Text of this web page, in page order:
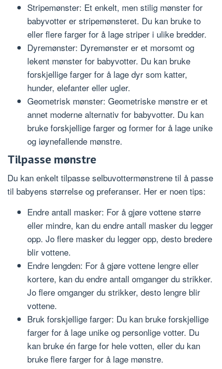
Stripemønster: Et enkelt, men stilig mønster for
babyvotter er stripemønsteret. Du kan bruke to
eller flere farger for å lage striper i ulike bredder.
Dyremønster: Dyremønster er et morsomt og
lekent mønster for babyvotter. Du kan bruke
forskjellige farger for å lage dyr som katter,
hunder, elefanter eller ugler.
Geometrisk mønster: Geometriske mønstre er et
annet moderne alternativ for babyvotter. Du kan
bruke forskjellige farger og former for å lage unike
og iøynefallende mønstre.
Tilpasse mønstre
Du kan enkelt tilpasse selbuvottermønstrene til å passe
til babyens størrelse og preferanser. Her er noen tips:
Endre antall masker: For å gjøre vottene større
eller mindre, kan du endre antall masker du legger
opp. Jo flere masker du legger opp, desto bredere
blir vottene.
Endre lengden: For å gjøre vottene lengre eller
kortere, kan du endre antall omganger du strikker.
Jo flere omganger du strikker, desto lengre blir
vottene.
Bruk forskjellige farger: Du kan bruke forskjellige
farger for å lage unike og personlige votter. Du
kan bruke én farge for hele votten, eller du kan
bruke flere farger for å lage mønstre.